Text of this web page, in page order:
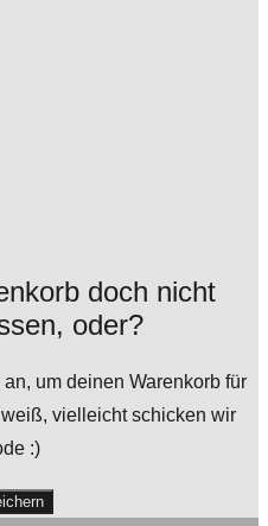
doch nicht
oder?
um deinen Warenkorb für
vielleicht schicken wir
:)